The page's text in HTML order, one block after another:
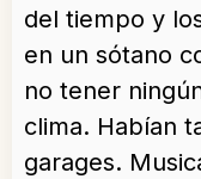
del tiempo y
en un sótano
no tener
clima. Habían
garages.